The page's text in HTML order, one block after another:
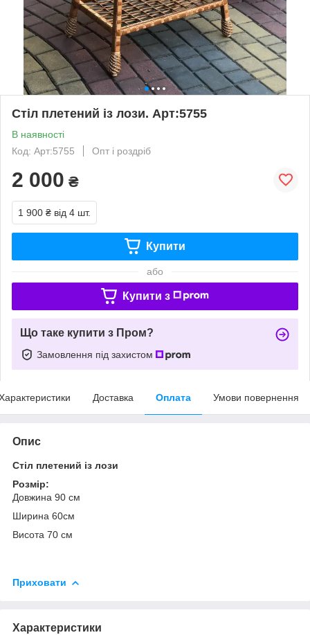
Стіл плетений із лози. Арт:5755
В наявності
Код: Арт:5755
Опт і роздріб
2 000 ₴
1 900 ₴ від 4 шт.
Купити
або
Купити з
Що таке купити з Пром?
Замовлення під захистом
Доставка Оплата Умови повернення
Опис
Стіл плетений із лози
Розмір:
Довжина 90 см
Ширина 60см
Висота 70 см
Приховати
Характеристики